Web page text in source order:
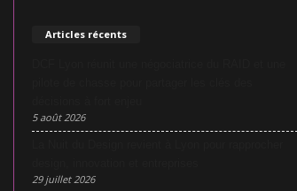
Articles récents
5 août 2026
29 juillet 2026